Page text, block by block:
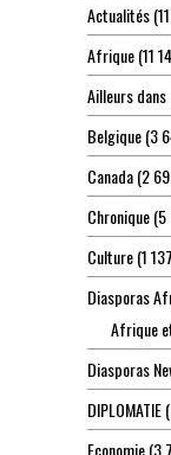
Actualités
Afrique(11
Ailleurs dans
Belgique(3
Canada(2
Chronique(5
Culture(1
Diasporas
Afrique
Diasporas
DIPLOMATIE
Economie(3